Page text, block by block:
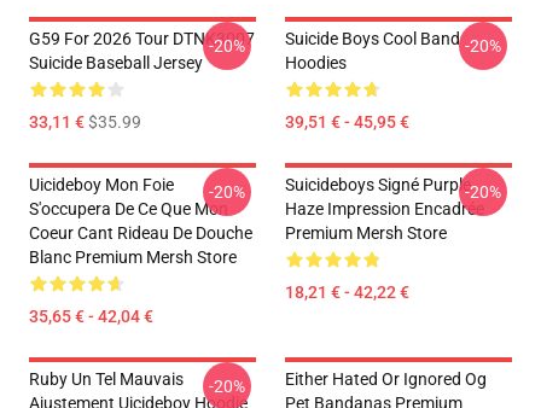
G59 For 2026 Tour DTNK3007
Suicide Baseball Jersey
33,11 €$35.99
-20%
Suicide Boys Cool Band
Hoodies
39,51 € - 45,95 €
-20%
Uicideboy Mon Foie
S'occupera De Ce Que Mon
Coeur Cant Rideau De Douche
Blanc Premium Mersh Store
35,65 € - 42,04 €
-20%
Suicideboys Signé Purple
Haze Impression Encadrée
Premium Mersh Store
18,21 € - 42,22 €
-20%
Ruby Un Tel Mauvais
Ajustement Uicideboy Hoodie
-20%
Either Hated Or Ignored Og
Pet Bandanas Premium